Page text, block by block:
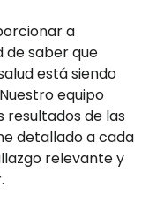
a
de saber que
está siendo
equipo
resultados de las
detallado a cada
relevante y